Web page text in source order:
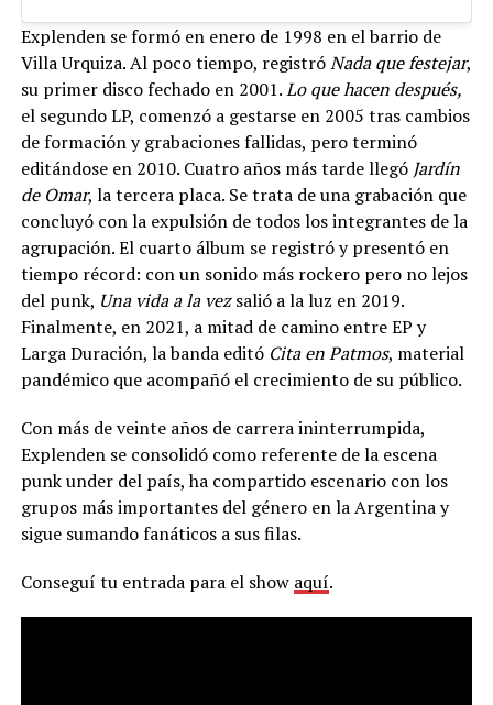
Explenden se formó en enero de 1998 en el barrio de
Villa Urquiza. Al poco tiempo, registróNada que festejar,
su primer disco fechado en 2001.Lo que hacen después,
el segundo LP, comenzó a gestarse en 2005 tras cambios
de formación y grabaciones fallidas, pero terminó
editándose en 2010. Cuatro años más tarde llegó Jardín
de Omar, la tercera placa. Se trata de una grabación que
concluyó con la expulsión de todos los integrantes de la
agrupación. El cuarto álbum se registró y presentó en
tiempo récord: con un sonido más rockero pero no lejos
del punk, Una vida a la vezsalió a la luz en 2019.
Finalmente, en 2021, a mitad de camino entre EP y
Larga Duración, la banda editó Cita en Patmos, material
pandémico que acompañó el crecimiento de su público.
Con más de veinte años de carrera ininterrumpida,
Explenden se consolidó como referente de la escena
punk under del país, ha compartido escenario con los
grupos más importantes del género en la Argentina y
sigue sumando fanáticos a sus filas.
Conseguí tu entrada para el show aquí.